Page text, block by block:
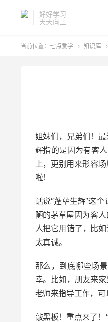
好好学习
天天向上
当前位置： 七点爱学  知识库 
姐妹们，兄弟们！
辉指的是因为有客
上，更别用来形容
啦！
话说“蓬荜生辉”这
陋的茅草屋因为客
人把它用错了，比
太真诚。
那么，到底哪些场
幸。比如，朋友来
老师来指导工作，可
敲黑板！重点来了！